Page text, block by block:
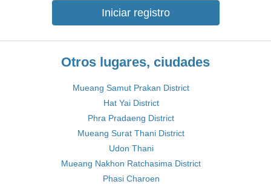
Iniciar registro
Otros lugares, ciudades
Mueang Samut Prakan District
Hat Yai District
Phra Pradaeng District
Mueang Surat Thani District
Udon Thani
Mueang Nakhon Ratchasima District
Phasi Charoen